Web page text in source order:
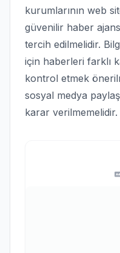
kurumlarının web
güvenilir haber
tercih edilmelidir.
için haberleri farklı
kontrol etmek
sosyal medya
karar verilmemelidir.